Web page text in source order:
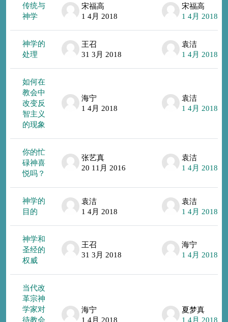
传统与
神学
宋福高
1 4月 2018
宋福高
1 4月 2018
神学的
处理
王召
31 3月 2018
袁洁
1 4月 2018
如何在
教会中
改变反
智主义
的现象
海宁
1 4月 2018
袁洁
1 4月 2018
你的忙
碌神喜
悦吗？
张艺真
20 11月 2016
袁洁
1 4月 2018
神学的
目的
袁洁
1 4月 2018
袁洁
1 4月 2018
神学和
圣经的
权威
王召
31 3月 2018
海宁
1 4月 2018
当代改
革宗神
学家对
待教会
海宁
1 4月 2018
夏梦真
1 4月 2018